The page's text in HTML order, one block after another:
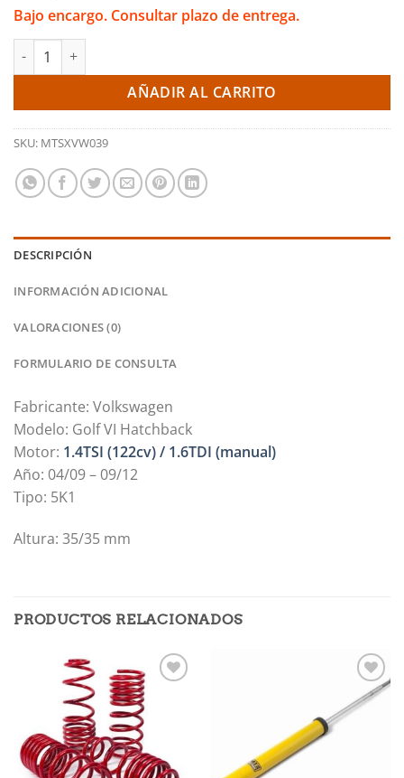
Bajo encargo. Consultar plazo de entrega.
Kit de muelles deportivos -35mm - Golf mk6 1.4TSI / 1.6TDI
AÑADIR AL CARRITO
SKU: MTSXVW039
DESCRIPCIÓN
INFORMACIÓN ADICIONAL
VALORACIONES (0)
FORMULARIO DE CONSULTA
Fabricante: Volkswagen
Modelo: Golf VI Hatchback
Motor: 1.4TSI (122cv) / 1.6TDI (manual)
Año: 04/09 – 09/12
Tipo: 5K1
Altura: 35/35 mm
PRODUCTOS RELACIONADOS
Añadir
a la
lista de